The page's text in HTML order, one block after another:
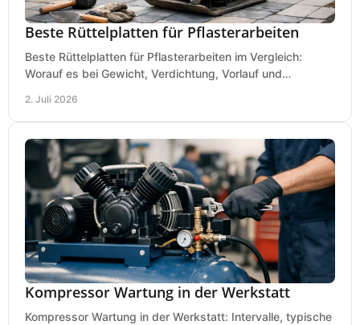
Beste Rüttelplatten für Pflasterarbeiten
Beste Rüttelplatten für Pflasterarbeiten im Vergleich:
Worauf es bei Gewicht, Verdichtung, Vorlauf und
2. Juli 2026
Kompressor Wartung in der Werkstatt
Kompressor Wartung in der Werkstatt: Intervalle, typische